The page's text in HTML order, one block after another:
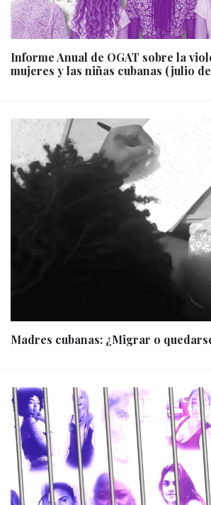
Informe Anual de OGAT sobre la
mujeres y las niñas cubanas (julio
Madres cubanas: ¿Migrar o